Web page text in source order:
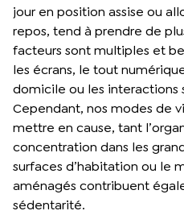
jour en position assise ou
repos, tend à prendre de
facteurs sont multiples et
les écrans, le tout
domicile ou les interactions
Cependant, nos modes de
mettre en cause, tant
concentration dans les
surfaces d’habitation ou le
aménagés contribuent
sédentarité.